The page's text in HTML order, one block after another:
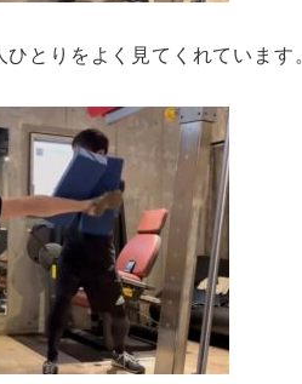
とりをよく見てくれています。